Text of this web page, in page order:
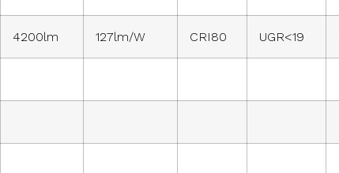
4200lm 127lm/W CRI80 UGR<19